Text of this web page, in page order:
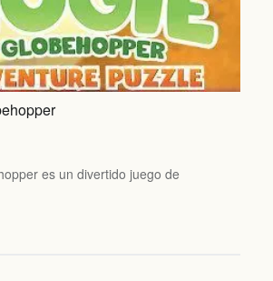
es un divertido juego de